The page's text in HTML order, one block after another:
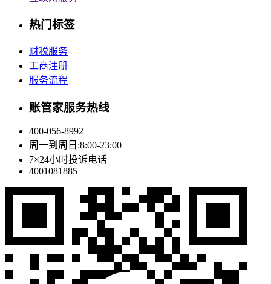
热门标签
财税服务
工商注册
服务流程
账管家服务热线
400-056-8992
周一到周日:8:00-23:00
7×24小时投诉电话
4001081885